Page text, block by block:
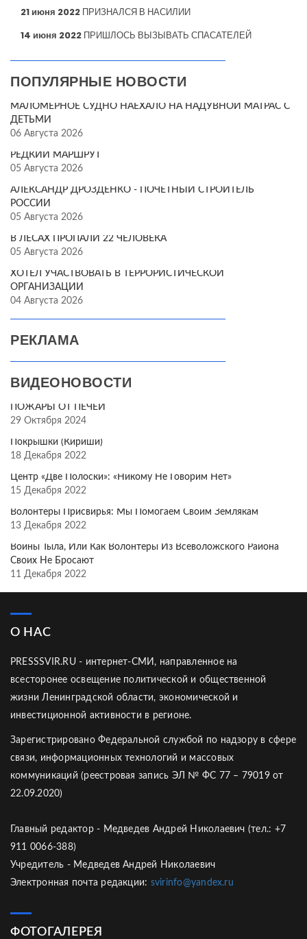
21 июня 2022 ПРИЗНАЛСЯ В НАСИЛИИ
14 июня 2022 ПРИШЛОСЬ ВЫЗЫВАТЬ СПАСАТЕЛЕЙ
ПОПУЛЯРНЫЕ НОВОСТИ
МАЛОМЕРНОЕ СУДНО НАЕХАЛО НА НАДУВНОЙ МАТРАС С
ДЕТЬМИ
06 Августа 2026
РЕДКИЙ МАРШРУТ
05 Августа 2026
АЛЕКСАНДР ДРОЗДЕНКО - ПОЧЁТНЫЙ СТРОИТЕЛЬ
РОССИИ
05 Августа 2026
В ЛЕСАХ ПРОПАЛИ 22 ЧЕЛОВЕКА
05 Августа 2026
ХОТЕЛ УЧАСТВОВАТЬ В ТЕРРОРИСТИЧЕСКОЙ
ОРГАНИЗАЦИИ
04 Августа 2026
РЕКЛАМА
ВИДЕОНОВОСТИ
ПОЖАРЫ ОТ ПЕЧЕЙ
29 Октября 2024
Покрышки (Кириши)
18 Декабря 2022
Центр «Две Полоски»: «Никому Не Говорим Нет»
15 Декабря 2022
Волонтёры Присвирья: Мы Помогаем Своим Землякам
13 Декабря 2022
Воины Тыла, Или Как Волонтёры Из Всеволожского Района
Своих Не Бросают
11 Декабря 2022
О НАС
PRESSSVIR.RU - интернет-СМИ, направленное на
всесторонее освещение политической и общественной
жизни Ленинградской области, экономической и
инвестиционной активности в регионе.
Зарегистрировано Федеральной службой по надзору в сфере
связи, информационных технологий и массовых
коммуникаций (реестровая запись ЭЛ № ФС 77 – 79019 от
22.09.2020)
Главный редактор - Медведев Андрей Николаевич (тел.: +7
911 0066-388)
Учредитель - Медведев Андрей Николаевич
Электронная почта редакции: svirinfo@yandex.ru
ФОТОГАЛЕРЕЯ